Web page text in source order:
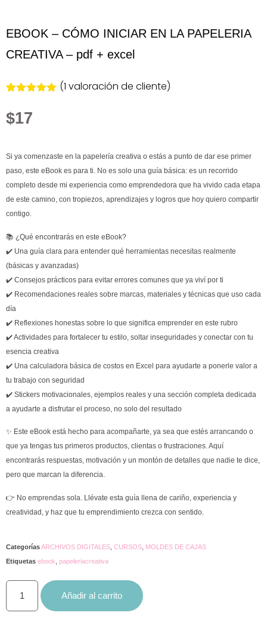
EBOOK – CÓMO INICIAR EN LA PAPELERIA
CREATIVA – pdf + excel
con 5.00
5 en base
(1 valoración de cliente)
$17
Si ya comenzaste en la papelería creativa o estás a punto de dar ese primer
paso, este eBook es para ti. No es solo una guía básica: es un recorrido
completo desde mi experiencia como emprendedora que ha vivido cada etapa
de este camino, con tropiezos, aprendizajes y logros que hoy quiero compartir
contigo.
📚 ¿Qué encontrarás en este eBook?
✔️ Una guía clara para entender qué herramientas necesitas realmente
(básicas y avanzadas)
✔️ Consejos prácticos para evitar errores comunes que ya viví por ti
✔️ Recomendaciones reales sobre marcas, materiales y técnicas que uso cada
día
✔️ Reflexiones honestas sobre lo que significa emprender en este rubro
✔️ Actividades para fortalecer tu estilo, soltar inseguridades y conectar con tu
esencia creativa
✔️ Una calculadora básica de costos en Excel para ayudarte a ponerle valor a
tu trabajo con seguridad
✔️ Stickers motivacionales, ejemplos reales y una sección completa dedicada
a ayudarte a disfrutar el proceso, no solo del resultado
✨ Este eBook está hecho para acompañarte, ya sea que estés arrancando o
que ya tengas tus primeros productos, clientas o frustraciones.Aquí
encontrarás respuestas, motivación y un montón de detalles que nadie te dice,
pero que marcan la diferencia.
👉 No emprendas sola. Llévate esta guía llena de cariño, experiencia y
creatividad, y haz que tu emprendimiento crezca con sentido.
CategoríasARCHIVOS DIGITALES CURSOS MOLDES DE CAJAS
Etiquetas ebook papeleriacreativa
Añadir al carrito